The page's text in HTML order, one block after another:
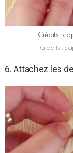
Crédits :
Crédits :
6. Attachez les